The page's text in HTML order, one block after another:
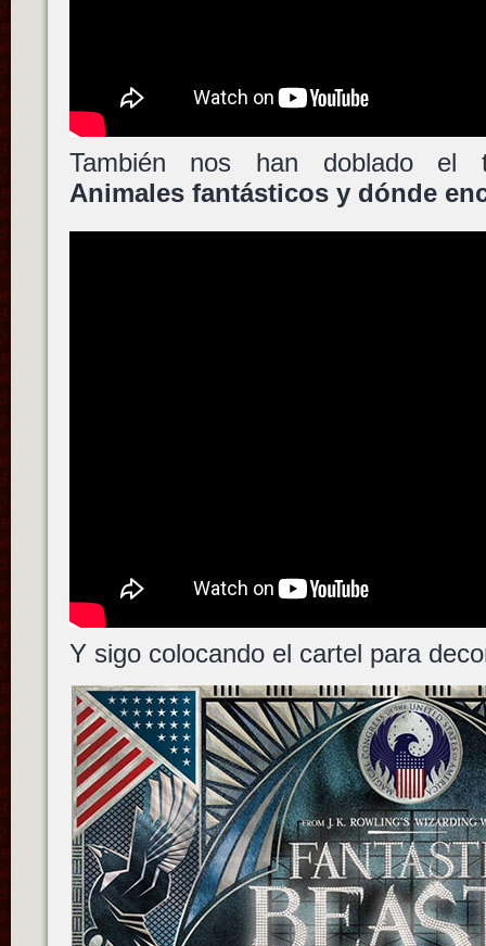
También nos han doblado el
Animales fantásticos y dónde
Y sigo colocando el cartel para